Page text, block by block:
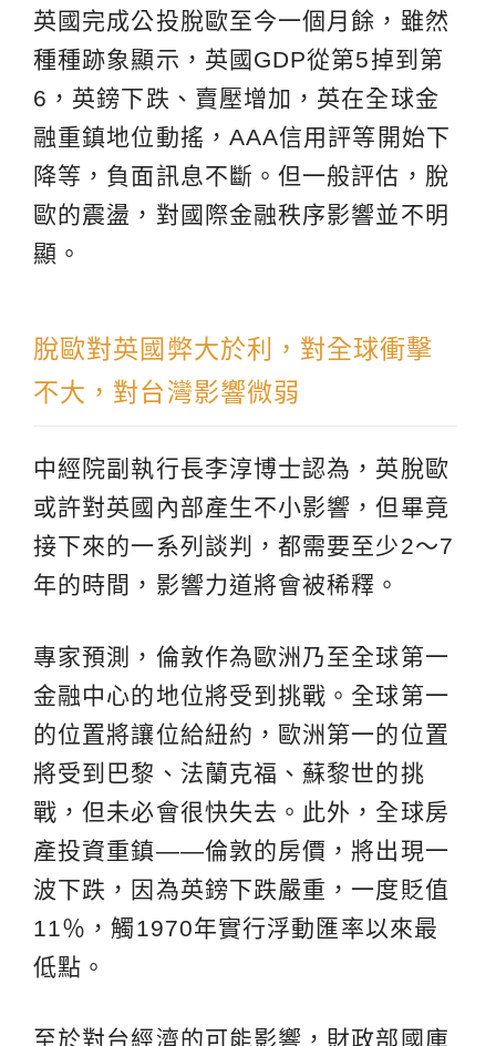
英國完成公投脫歐至今一個月餘，雖然
種種跡象顯示，英國GDP從第5掉到第
6，英鎊下跌、賣壓增加，英在全球金
融重鎮地位動搖，AAA信用評等開始下
降等，負面訊息不斷。但一般評估，脫
歐的震盪，對國際金融秩序影響並不明
顯。
脫歐對英國弊大於利，對全球衝擊
不大，對台灣影響微弱
中經院副執行長李淳博士認為，英脫歐
或許對英國內部產生不小影響，但畢竟
接下來的一系列談判，都需要至少2～7
年的時間，影響力道將會被稀釋。
專家預測，倫敦作為歐洲乃至全球第一
金融中心的地位將受到挑戰。全球第一
的位置將讓位給紐約，歐洲第一的位置
將受到巴黎、法蘭克福、蘇黎世的挑
戰，但未必會很快失去。此外，全球房
產投資重鎮——倫敦的房價，將出現一
波下跌，因為英鎊下跌嚴重，一度貶值
11％，觸1970年實行浮動匯率以來最
低點。
至於對台經濟的可能影響，財政部國庫